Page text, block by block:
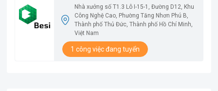
Nhà xưởng số T1.3 Lô I-15-1, Đường D12, Khu
Công Nghệ Cao, Phường Tăng Nhơn Phú B,
Thành phố Thủ Đức, Thành phố Hồ Chí Minh,
Việt Nam
1 công việc đang tuyển